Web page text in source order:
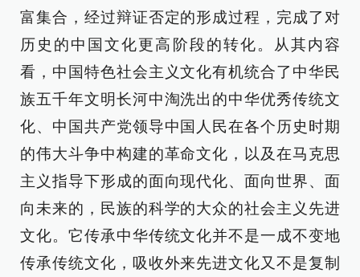
富集合，经过辩证否定的形成过程，完成了对
历史的中国文化更高阶段的转化。从其内容
看，中国特色社会主义文化有机统合了中华民
族五千年文明长河中淘洗出的中华优秀传统文
化、中国共产党领导中国人民在各个历史时期
的伟大斗争中构建的革命文化，以及在马克思
主义指导下形成的面向现代化、面向世界、面
向未来的，民族的科学的大众的社会主义先进
文化。它传承中华传统文化并不是一成不变地
传承传统文化，吸收外来先进文化又不是复制